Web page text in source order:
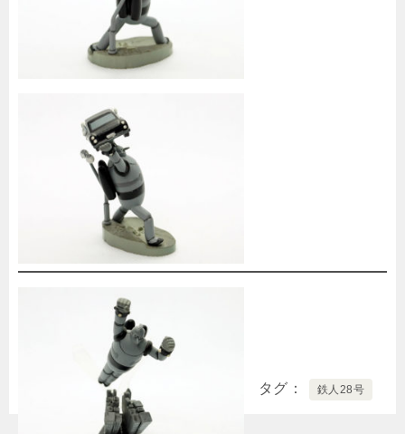
タグ 鉄人28号